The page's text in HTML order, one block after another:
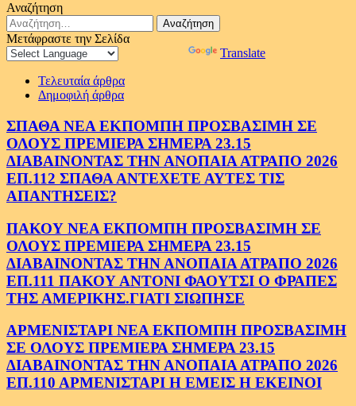
Αναζήτηση
Αναζήτηση
για:
Μετάφραστε την Σελίδα
Translate
Τελευταία άρθρα
Δημοφιλή άρθρα
ΣΠΑΘΑ ΝΕΑ ΕΚΠΟΜΠΗ ΠΡΟΣΒΑΣΙΜΗ ΣΕ
ΟΛΟΥΣ ΠΡΕΜΙΕΡΑ ΣΗΜΕΡΑ 23.15
ΔΙΑΒΑΙΝΟΝΤΑΣ ΤΗΝ ΑΝΟΠΑΙΑ ΑΤΡΑΠΟ 2026
ΕΠ.112 ΣΠΑΘΑ ΑΝΤΕΧΕΤΕ ΑΥΤΕΣ ΤΙΣ
ΑΠΑΝΤΗΣΕΙΣ?
ΠΑΚΟΥ ΝΕΑ ΕΚΠΟΜΠΗ ΠΡΟΣΒΑΣΙΜΗ ΣΕ
ΟΛΟΥΣ ΠΡΕΜΙΕΡΑ ΣΗΜΕΡΑ 23.15
ΔΙΑΒΑΙΝΟΝΤΑΣ ΤΗΝ ΑΝΟΠΑΙΑ ΑΤΡΑΠΟ 2026
ΕΠ.111 ΠΑΚΟΥ ΑΝΤΟΝΙ ΦΑΟΥΤΣΙ Ο ΦΡΑΠΕΣ
ΤΗΣ ΑΜΕΡΙΚΗΣ.ΓΙΑΤΙ ΣΙΩΠΗΣΕ
ΑΡΜΕΝΙΣΤΑΡΙ ΝΕΑ ΕΚΠΟΜΠΗ ΠΡΟΣΒΑΣΙΜΗ
ΣΕ ΟΛΟΥΣ ΠΡΕΜΙΕΡΑ ΣΗΜΕΡΑ 23.15
ΔΙΑΒΑΙΝΟΝΤΑΣ ΤΗΝ ΑΝΟΠΑΙΑ ΑΤΡΑΠΟ 2026
ΕΠ.110 ΑΡΜΕΝΙΣΤΑΡΙ Η ΕΜΕΙΣ Η ΕΚΕΙΝΟΙ